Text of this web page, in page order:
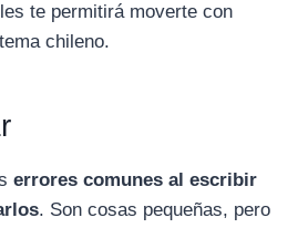
te permitirá moverte con
chileno.
errores comunes al escribir
. Son cosas pequeñas, pero